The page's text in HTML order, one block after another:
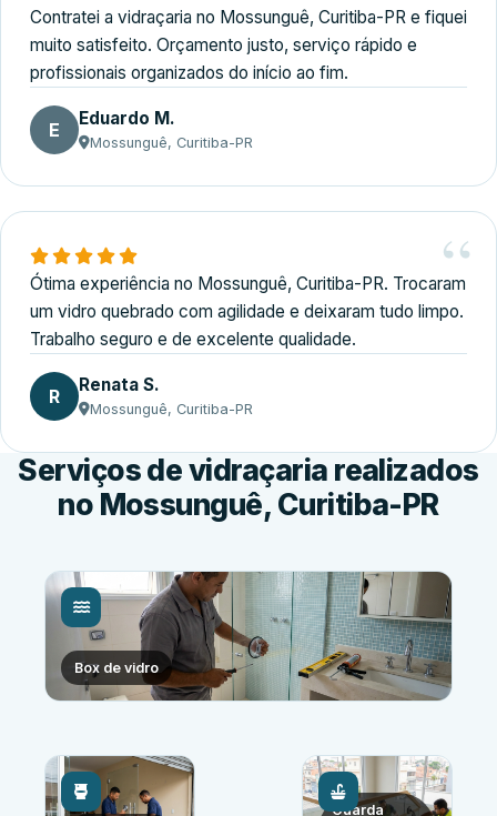
Contratei a vidraçaria no Mossunguê, Curitiba-PR e fiquei
muito satisfeito. Orçamento justo, serviço rápido e
profissionais organizados do início ao fim.
E Eduardo M.
Mossunguê, Curitiba-PR
Ótima experiência no Mossunguê, Curitiba-PR. Trocaram
um vidro quebrado com agilidade e deixaram tudo limpo.
Trabalho seguro e de excelente qualidade.
R Renata S.
Mossunguê, Curitiba-PR
Serviços de vidraçaria realizados
no Mossunguê, Curitiba-PR
Box de vidro
Guarda